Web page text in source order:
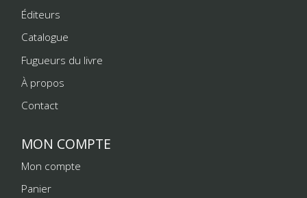
Éditeurs
Catalogue
Fugueurs du livre
À propos
Contact
MON COMPTE
Mon compte
Panier